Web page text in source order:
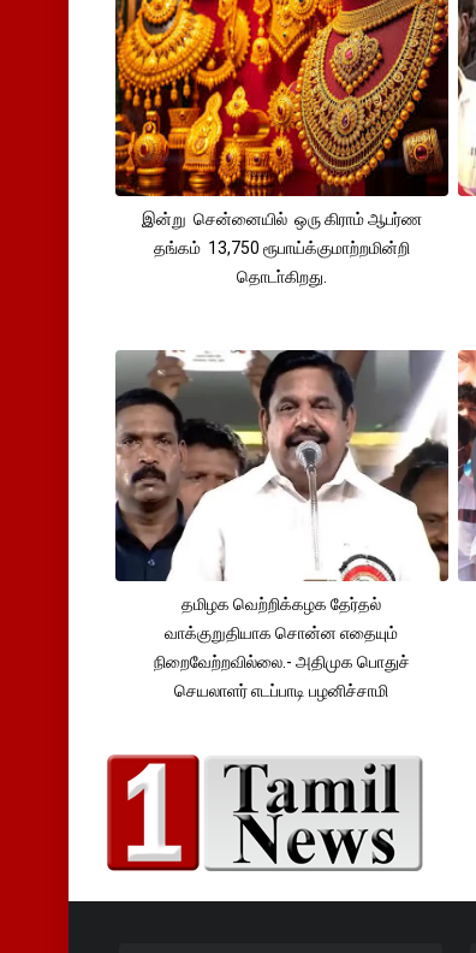
இன்று சென்னையில் ஒரு கிராம் ஆபர்ண
தங்கம் 13,750 ரூபாய்க்குமாற்றமின்றி
தொடா்கிறது.
தமிழக வெற்றிக்கழக தேர்தல்
வாக்குறுதியாக சொன்ன எதையும்
நிறைவேற்றவில்லை.- அதிமுக பொதுச்
செயலாளர் எடப்பாடி பழனிச்சாமி